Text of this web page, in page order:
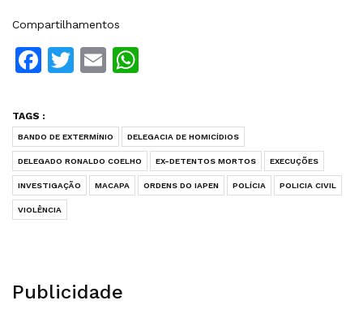
Compartilhamentos
Facebook
Twitter
Email
TAGS :
BANDO DE EXTERMÍNIO DELEGACIA DE HOMICÍDIOS
DELEGADO RONALDO COELHO EX-DETENTOS MORTOS EXECUÇÕES
INVESTIGAÇÃO MACAPA ORDENS DO IAPEN POLÍCIA POLICIA CIVIL
VIOLÊNCIA
Publicidade